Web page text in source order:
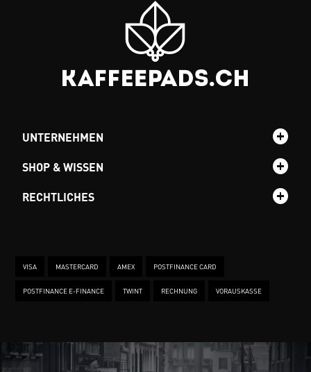
UNTERNEHMEN
SHOP & WISSEN
RECHTLICHES
VISA MASTERCARD AMEX POSTFINANCE CARD
POSTFINANCE E-FINANCE TWINT RECHNUNG VORAUSKASSE